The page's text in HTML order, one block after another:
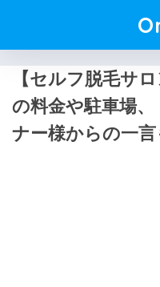
【セルフ脱毛サ
の料金や駐車場
ナー様からの一言